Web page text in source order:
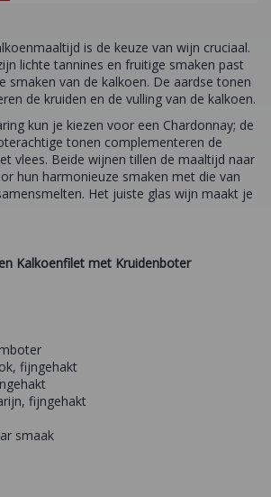
is de keuze van wijn cruciaal.
lichte tannines en fruitige smaken past
smaken van de kalkoen. De aardse tonen
de kruiden en de vulling van de kalkoen.
kun je kiezen voor een Chardonnay; de
tonen complementeren de
vlees. Beide wijnen tillen de maaltijd naar
hun harmonieuze smaken met die van
Het juiste glas wijn maakt je
Kalkoenfilet met Kruidenboter
fijngehakt
fijngehakt
smaak